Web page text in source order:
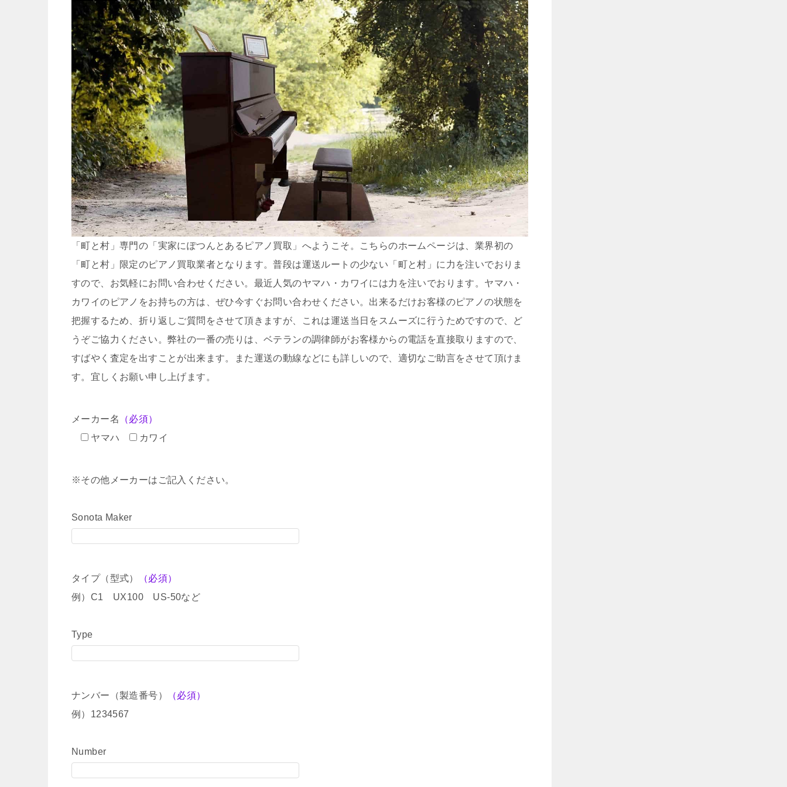
「町と村」専門の「実家にぽつんとあるピアノ買取」へようこそ。こちらのホームページは、業界初の
「町と村」限定のピアノ買取業者となります。普段は運送ルートの少ない「町と村」に力を注いでおりま
すので、お気軽にお問い合わせください。最近人気のヤマハ・カワイには力を注いでおります。ヤマハ・
カワイのピアノをお持ちの方は、ぜひ今すぐお問い合わせください。出来るだけお客様のピアノの状態を
把握するため、折り返しご質問をさせて頂きますが、これは運送当日をスムーズに行うためですので、ど
うぞご協力ください。弊社の一番の売りは、ベテランの調律師がお客様からの電話を直接取りますので、
すばやく査定を出すことが出来ます。また運送の動線などにも詳しいので、適切なご助言をさせて頂けま
す。宜しくお願い申し上げます。
メーカー名
（必須）
ヤマハ
カワイ
※その他メーカーはご記入ください。
Sonota Maker
タイプ（型式）
（必須）
例）C1 UX100 US-50など
Type
ナンバー（製造番号）
（必須）
例）1234567
Number